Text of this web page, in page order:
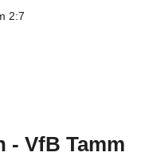
2:7
- VfB Tamm